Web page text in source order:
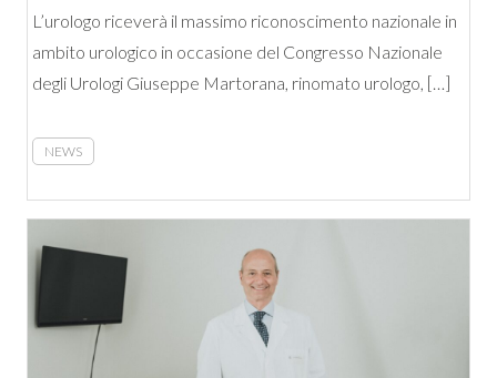
L’urologo riceverà il massimo riconoscimento nazionale in
ambito urologico in occasione del Congresso Nazionale
degli Urologi Giuseppe Martorana, rinomato urologo, […]
NEWS